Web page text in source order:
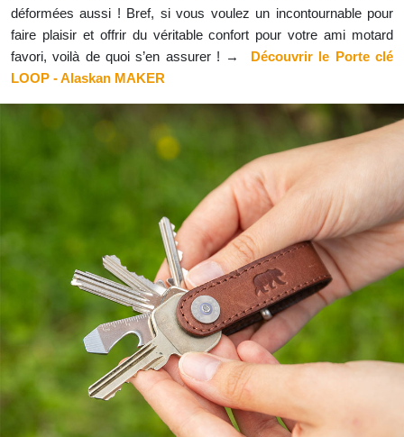
déformées aussi ! Bref, si vous voulez un incontournable pour
faire plaisir et offrir du véritable confort pour votre ami motard
favori, voilà de quoi s’en assurer ! →
Découvrir le Porte clé
LOOP - Alaskan MAKER